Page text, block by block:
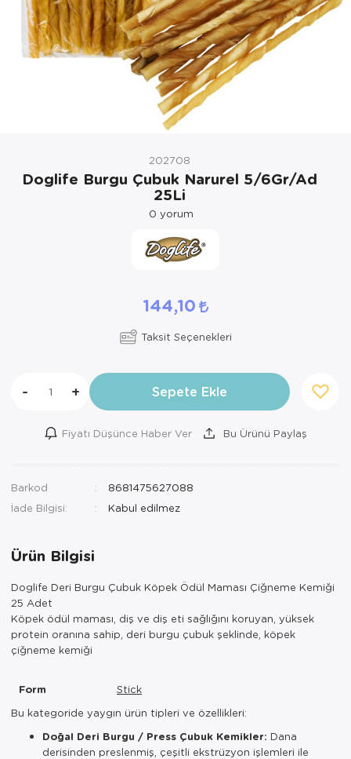
202708
Doglife Burgu Çubuk Narurel 5/6Gr/Ad
25Li
0 yorum
144,10
Taksit Seçenekleri
- + Sepete Ekle
Fiyatı Düşünce Haber Ver Bu Ürünü Paylaş
Barkod
8681475627088
İade Bilgisi:
Ürün Bilgisi
Doglife Deri Burgu Çubuk Köpek Ödül Maması Çiğneme Kemiği
25 Adet
Köpek ödül maması, diş ve diş eti sağlığını koruyan, yüksek
protein oranına sahip, deri burgu çubuk şeklinde, köpek
çiğneme kemiği
Form
Stick
Bu kategoride yaygın ürün tipleri ve özellikleri:
Doğal Deri Burgu / Press Çubuk Kemikler: Dana
derisinden preslenmiş, çeşitli ekstrüzyon işlemleri ile